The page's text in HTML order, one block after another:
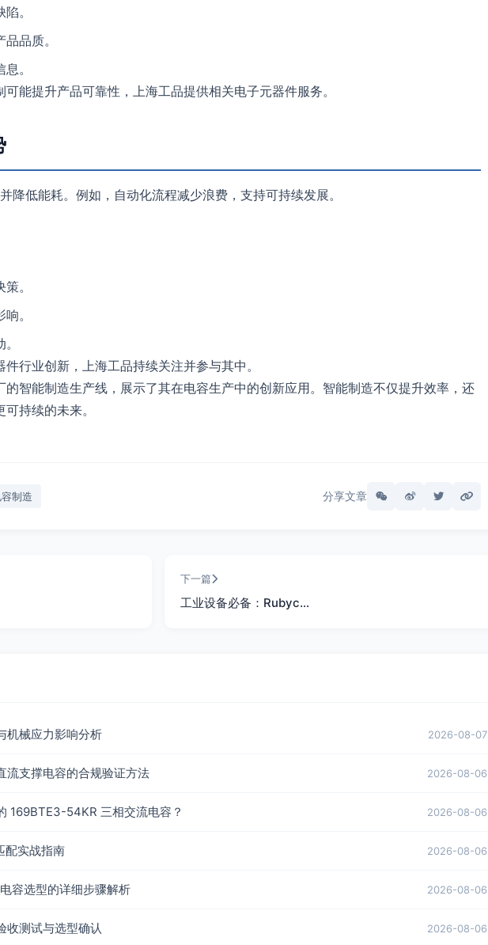
。
品品质。
。
能提升产品可靠性，上海工品提供相关电子元器件服务。
降低能耗。例如，自动化流程减少浪费，支持可持续发展。
。
。
行业创新，上海工品持续关注并参与其中。
的智能制造生产线，展示了其在电容生产中的创新应用。智能制造不仅提升效率，还
持续的未来。
制造 分享文章
下一篇
工业设备必备：Rubyc…
机械应力影响分析 2026-08-07
流支撑电容的合规验证方法 2026-08-06
169BTE3-54KR 三相交流电容？ 2026-08-06
配实战指南 2026-08-06
容选型的详细步骤解析 2026-08-06
收测试与选型确认 2026-08-06